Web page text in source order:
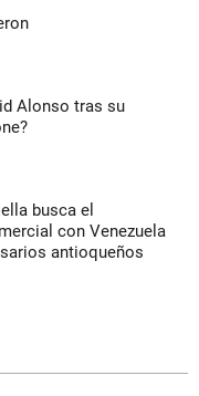
Alonso tras su
busca el
con Venezuela
antioqueños